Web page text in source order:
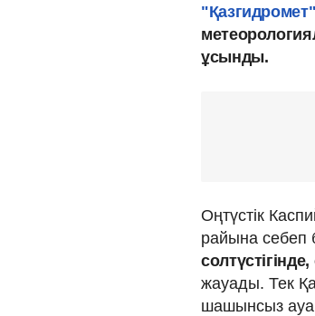
ұсынды.
Оңтүстік
райына себеп
жауады. Тек
шашынсыз ауа